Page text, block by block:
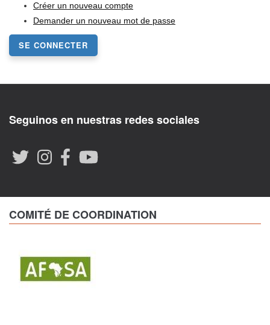
Créer un nouveau compte
Demander un nouveau mot de passe
SE CONNECTER
Seguinos en nuestras redes sociales
COMITÉ DE COORDINATION